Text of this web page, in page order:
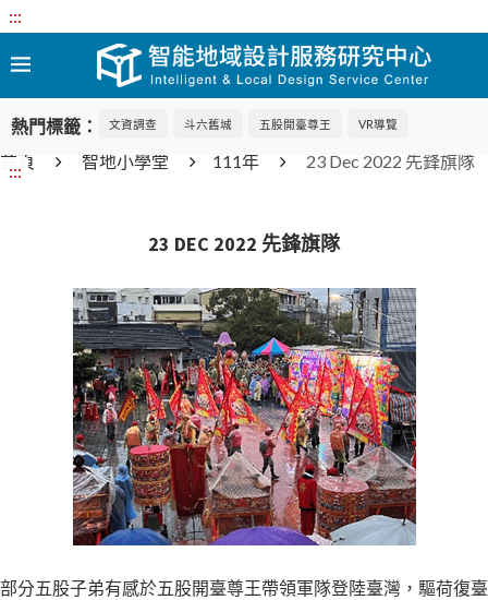
:::
熱門標籤： 文資調查 斗六舊城 五股開臺尊王 VR導覽
:::
首頁 智地小學堂 111年 23 Dec 2022 先鋒旗隊
23 DEC 2022 先鋒旗隊
部分五股子弟有感於五股開臺尊王帶領軍隊登陸臺灣，驅荷復臺